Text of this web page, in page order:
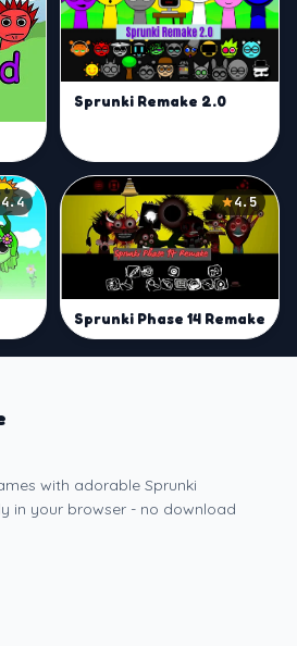
Sprunki Remake 2.0
4.4 4.5
Sprunki Phase 14 Remake
with adorable Sprunki
in your browser - no download